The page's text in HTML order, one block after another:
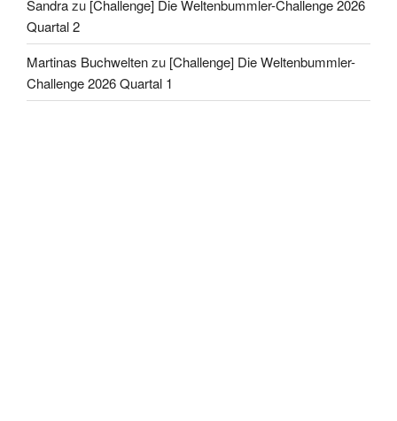
Sandrazu [Challenge] Die Weltenbummler-Challenge 2026
Quartal 2
Martinas Buchweltenzu [Challenge] Die Weltenbummler-
Challenge 2026 Quartal 1